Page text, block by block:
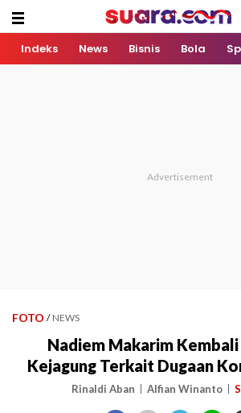
Indeks News Bisnis Bola
FOTO / NEWS
Nadiem Makarim
Kejagung Terkait Dugaan
Rinaldi Aban Alfian Winanto